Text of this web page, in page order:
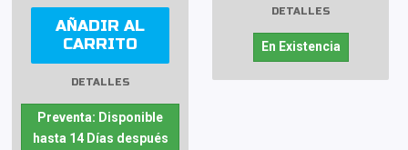
AÑADIR AL
CARRITO
DETALLES
Preventa: Disponible
hasta 14 Días después
DETALLES
En Existencia